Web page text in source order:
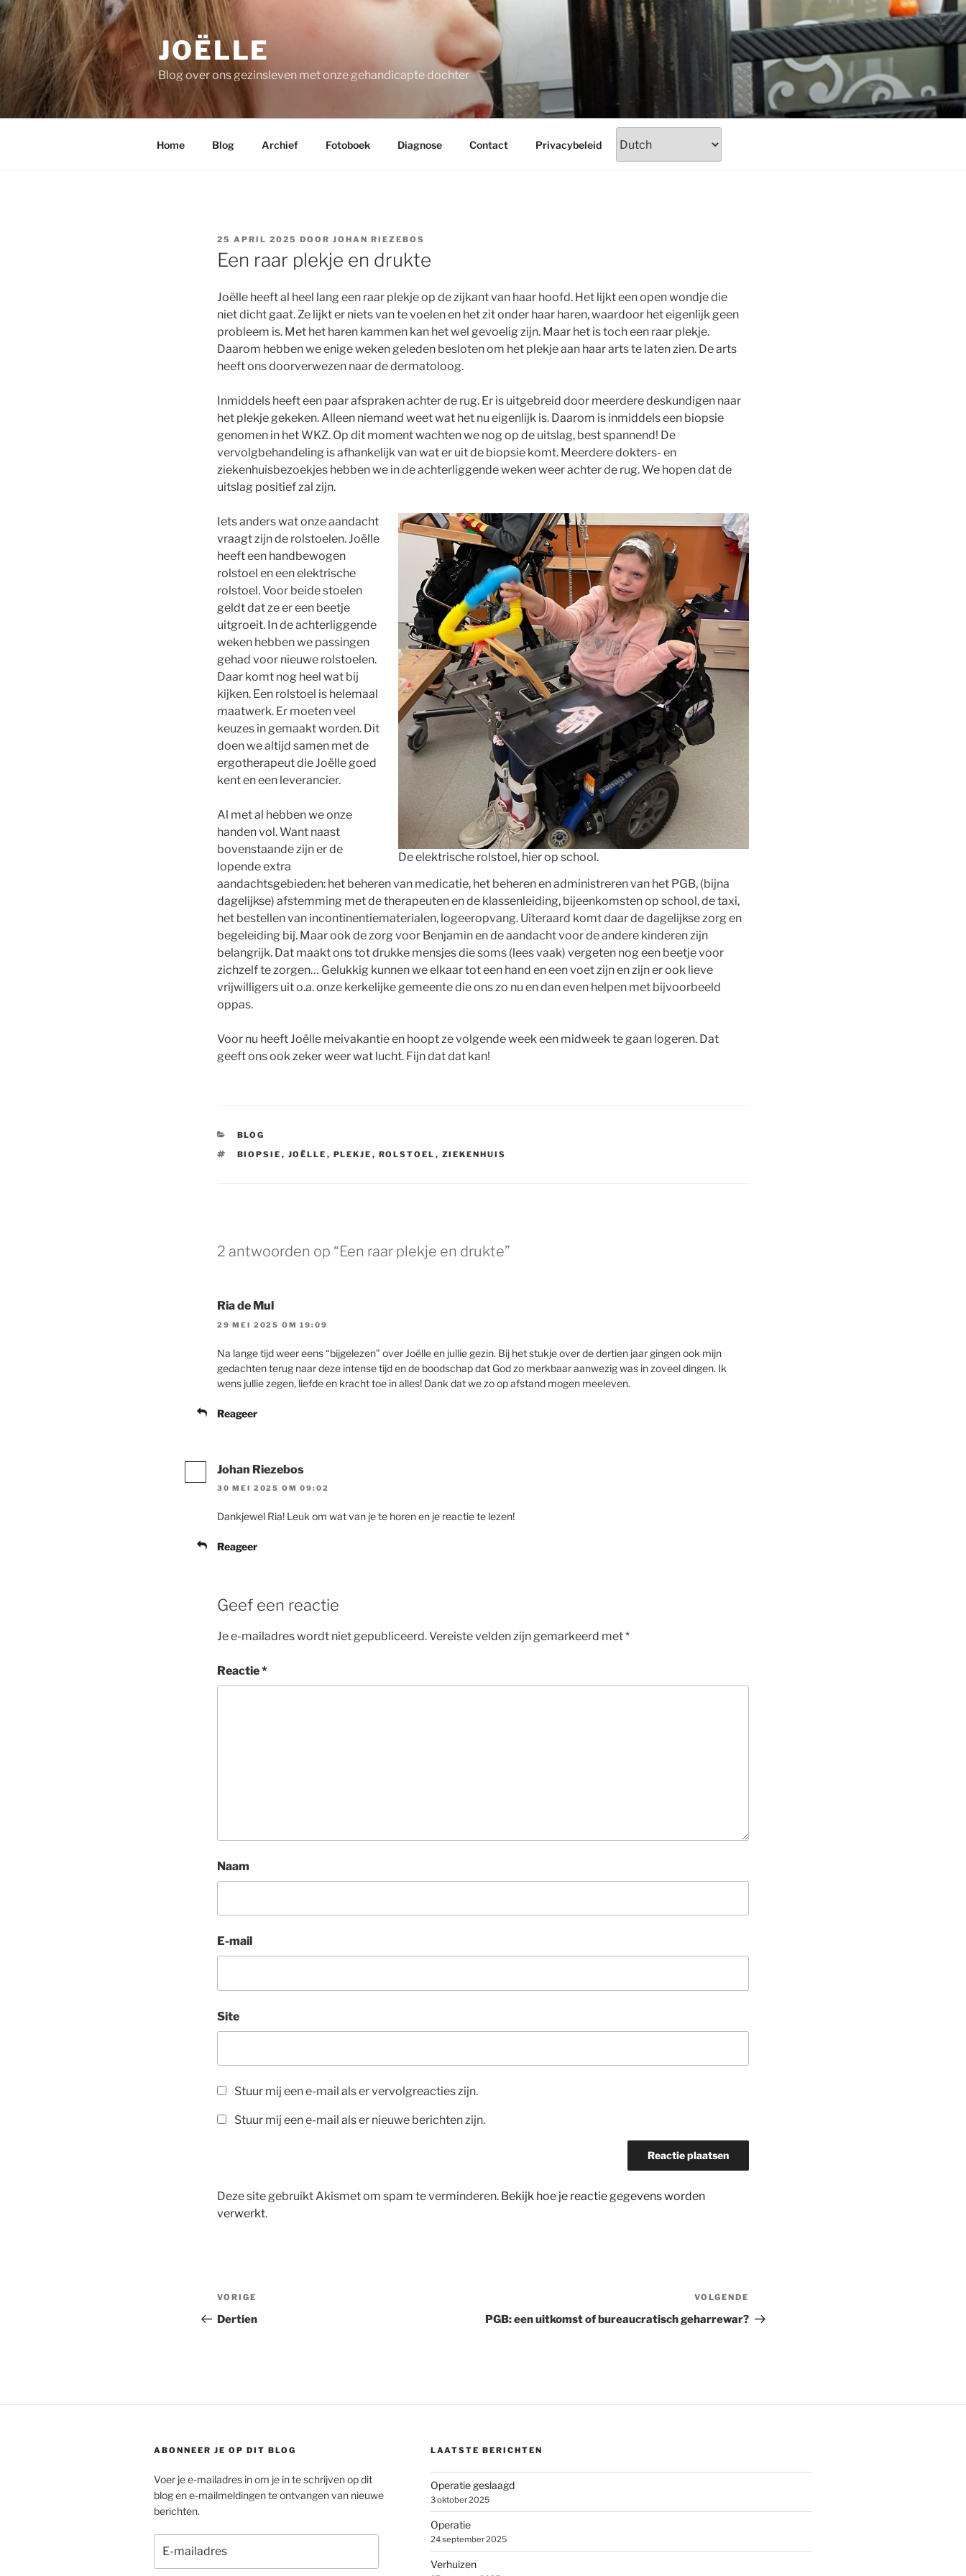
Ga
naar
de
inhoud
JOËLLE
Blog over ons gezinsleven met onze gehandicapte dochter
Home Blog Archief Fotoboek Diagnose Contact Privacybeleid
GEPLAATST
OP
25 APRIL 2025 DOOR JOHAN RIEZEBOS
Een raar plekje en drukte
Joëlle heeft al heel lang een raar plekje op de zijkant van haar hoofd. Het lijkt een open wondje die
niet dicht gaat. Ze lijkt er niets van te voelen en het zit onder haar haren, waardoor het eigenlijk geen
probleem is. Met het haren kammen kan het wel gevoelig zijn. Maar het is toch een raar plekje.
Daarom hebben we enige weken geleden besloten om het plekje aan haar arts te laten zien. De arts
heeft ons doorverwezen naar de dermatoloog.
Inmiddels heeft een paar afspraken achter de rug. Er is uitgebreid door meerdere deskundigen naar
het plekje gekeken. Alleen niemand weet wat het nu eigenlijk is. Daarom is inmiddels een biopsie
genomen in het WKZ. Op dit moment wachten we nog op de uitslag, best spannend! De
vervolgbehandeling is afhankelijk van wat er uit de biopsie komt. Meerdere dokters- en
ziekenhuisbezoekjes hebben we in de achterliggende weken weer achter de rug. We hopen dat de
uitslag positief zal zijn.
De elektrische rolstoel, hier op school.
Iets anders wat onze aandacht
vraagt zijn de rolstoelen. Joëlle
heeft een handbewogen
rolstoel en een elektrische
rolstoel. Voor beide stoelen
geldt dat ze er een beetje
uitgroeit. In de achterliggende
weken hebben we passingen
gehad voor nieuwe rolstoelen.
Daar komt nog heel wat bij
kijken. Een rolstoel is helemaal
maatwerk. Er moeten veel
keuzes in gemaakt worden. Dit
doen we altijd samen met de
ergotherapeut die Joëlle goed
kent en een leverancier.
Al met al hebben we onze
handen vol. Want naast
bovenstaande zijn er de
lopende extra
aandachtsgebieden: het beheren van medicatie, het beheren en administreren van het PGB, (bijna
dagelijkse) afstemming met de therapeuten en de klassenleiding, bijeenkomsten op school, de taxi,
het bestellen van incontinentiematerialen, logeeropvang. Uiteraard komt daar de dagelijkse zorg en
begeleiding bij. Maar ook de zorg voor Benjamin en de aandacht voor de andere kinderen zijn
belangrijk. Dat maakt ons tot drukke mensjes die soms (lees vaak) vergeten nog een beetje voor
zichzelf te zorgen… Gelukkig kunnen we elkaar tot een hand en een voet zijn en zijn er ook lieve
vrijwilligers uit o.a. onze kerkelijke gemeente die ons zo nu en dan even helpen met bijvoorbeeld
oppas.
Voor nu heeft Joëlle meivakantie en hoopt ze volgende week een midweek te gaan logeren. Dat
geeft ons ook zeker weer wat lucht. Fijn dat dat kan!
CATEGORIEËN
BLOG
TAGS
BIOPSIE , JOËLLE , PLEKJE , ROLSTOEL , ZIEKENHUIS
2 antwoorden op “Een raar plekje en drukte”
Ria de Mul
29 MEI 2025 OM 19:09
Na lange tijd weer eens “bijgelezen” over Joëlle en jullie gezin. Bij het stukje over de dertien jaar gingen ook mijn
gedachten terug naar deze intense tijd en de boodschap dat God zo merkbaar aanwezig was in zoveel dingen. Ik
wens jullie zegen, liefde en kracht toe in alles! Dank dat we zo op afstand mogen meeleven.
Reageer
Johan Riezebos
30 MEI 2025 OM 09:02
Dankjewel Ria! Leuk om wat van je te horen en je reactie te lezen!
Reageer
Geef een reactie
Je e-mailadres wordt niet gepubliceerd.Vereiste velden zijn gemarkeerd met*
Reactie*
Naam
E-mail
Site
Stuur mij een e-mail als er vervolgreacties zijn.
Stuur mij een e-mail als er nieuwe berichten zijn.
Deze site gebruikt Akismet om spam te verminderen. Bekijk hoe je reactie gegevens worden
verwerkt.
Bericht
navigatie
Vorig
bericht
VORIGE
Dertien
bericht
VOLGENDE
PGB: een uitkomst of bureaucratisch geharrewar?
ABONNEER JE OP DIT BLOG
Voer je e-mailadres in om je in te schrijven op dit
blog en e-mailmeldingen te ontvangen van nieuwe
berichten.
mailadres
LAATSTE BERICHTEN
Operatie geslaagd
3 oktober 2025
Operatie
24 september 2025
Verhuizen